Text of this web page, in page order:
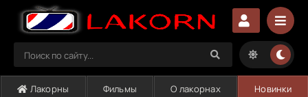
Лакорны Фильмы О лакорнах Новинки